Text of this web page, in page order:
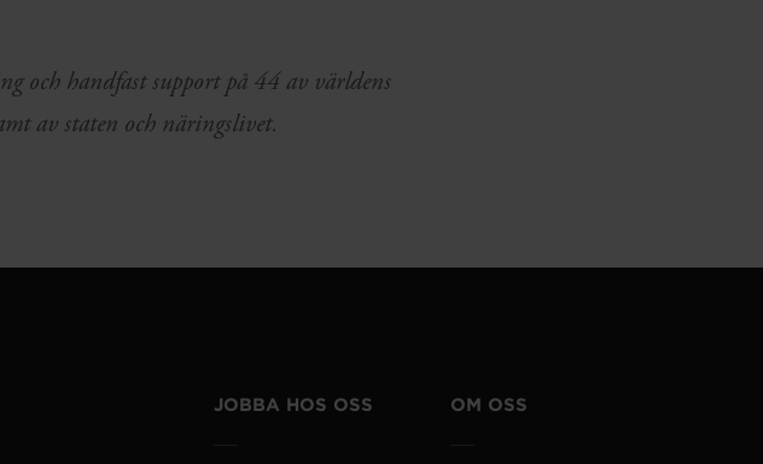
och handfast support på 44 av världens
av staten och näringslivet.
JOBBA HOS OSS OM OSS